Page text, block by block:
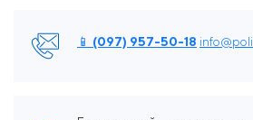
📱 (097) 957-50-18